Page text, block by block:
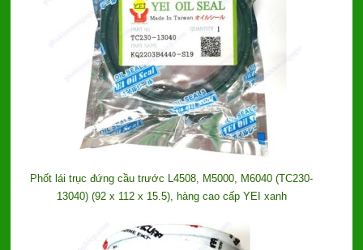
Phốt lái trục đứng cầu trước L4508, M5000, M6040 (TC230-
13040) (92 x 112 x 15.5), hàng cao cấp YEI xanh